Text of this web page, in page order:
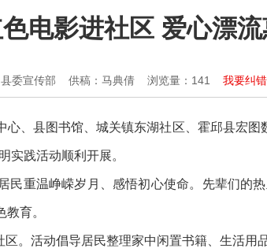
电影进社区 爱心漂
委宣传部 供稿：马典倩 浏览量： 141 我要纠错
心、县图书馆、城关镇东湖社区、霍邱县宏
实践活动顺利开展。
民重温峥嵘岁月、感悟初心使命。先辈们的
育。
。活动倡导居民整理家中闲置书籍、生活